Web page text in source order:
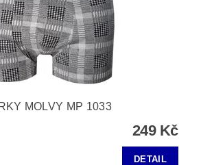
MOLVY MP 1033
249 Kč
DETAIL